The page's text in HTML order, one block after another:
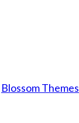
Blossom Themes